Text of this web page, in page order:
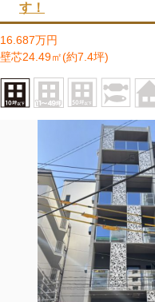
す！
16.687万円
壁芯24.49㎡(約7.4坪)